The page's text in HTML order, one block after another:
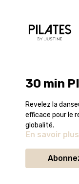
30 min
Revelez la
efficace pour le
globalité.
J'adore ce cours
Vous devez
En savoir plus